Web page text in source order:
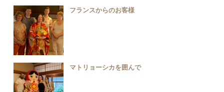
フランスからのお客様
マトリョーシカを囲んで